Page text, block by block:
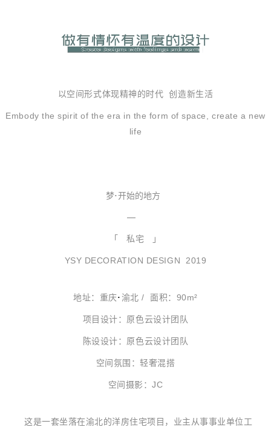
以空间形式体现精神的时代 创造新生活
Embody the spirit of the era in the form of space, create a new
life
梦·开始的地方
—
「私宅 」
YSY DECORATION DESIGN 2019
地址：重庆· 渝北 / 面积：90m²
项目设计： 原色云设计团队
陈设设计：原色云设计团队
空间 氛围：轻奢混搭
空间摄影：JC
这是一套坐落在渝北的洋房住宅项目，业主从事事业单位工